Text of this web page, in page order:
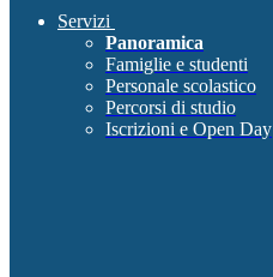
Servizi
Panoramica
Famiglie e studenti
Personale scolastico
Percorsi di studio
Iscrizioni e Open Day